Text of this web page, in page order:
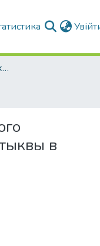
Факультет Механіко-технологічний
в